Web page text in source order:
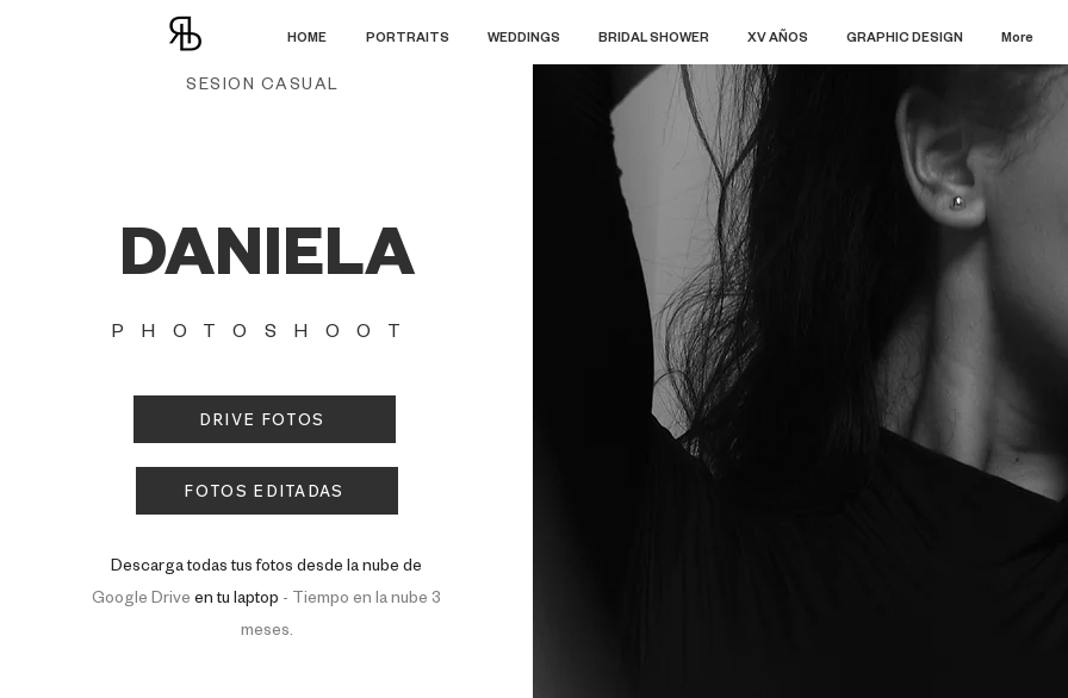
HOME PORTRAITS WEDDINGS BRIDAL SHOWER XV AÑOS GRAPHIC DESIGN More
SESION CASUAL
DANIELA
PHOTOSHOOT
DRIVE FOTOS
FOTOS EDITADAS
Descarga todas tus fotos desde la nube de
Google Drive en tu laptop - Tiempo en la nube 3
meses.